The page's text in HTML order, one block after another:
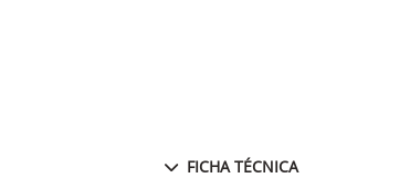
FICHA TÉCNICA